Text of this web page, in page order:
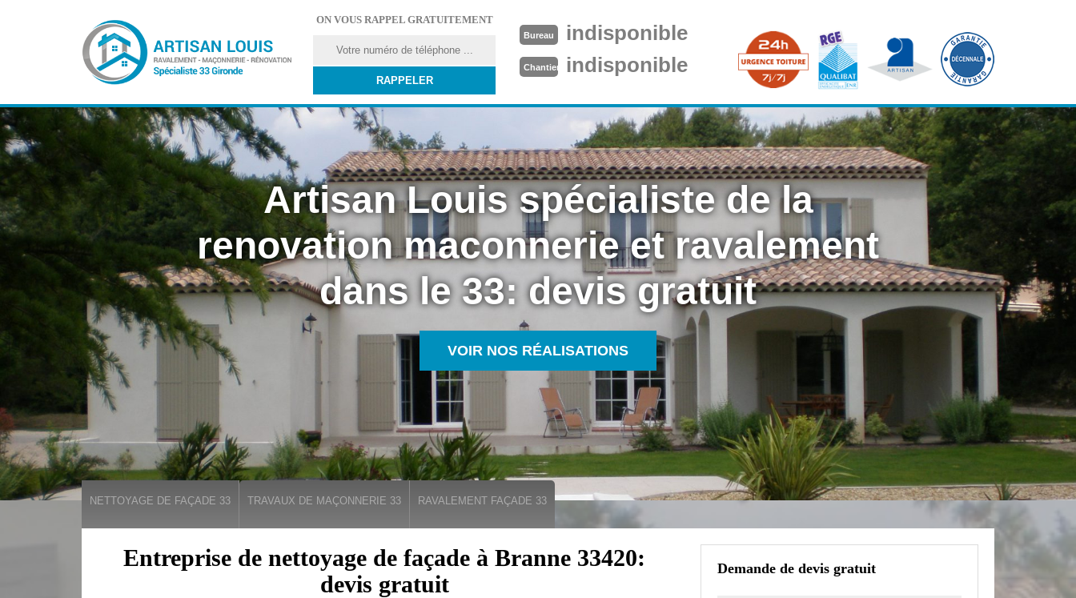
ON VOUS RAPPEL GRATUITEMENT
Bureau indisponible
Chantier indisponible
Artisan Louis spécialiste de la
renovation maconnerie et ravalement
dans le 33: devis gratuit
VOIR NOS RÉALISATIONS
NETTOYAGE DE FAÇADE 33 TRAVAUX DE MAÇONNERIE 33 RAVALEMENT FAÇADE 33
Entreprise de nettoyage de façade à Branne 33420:
devis gratuit
Demande de devis gratuit